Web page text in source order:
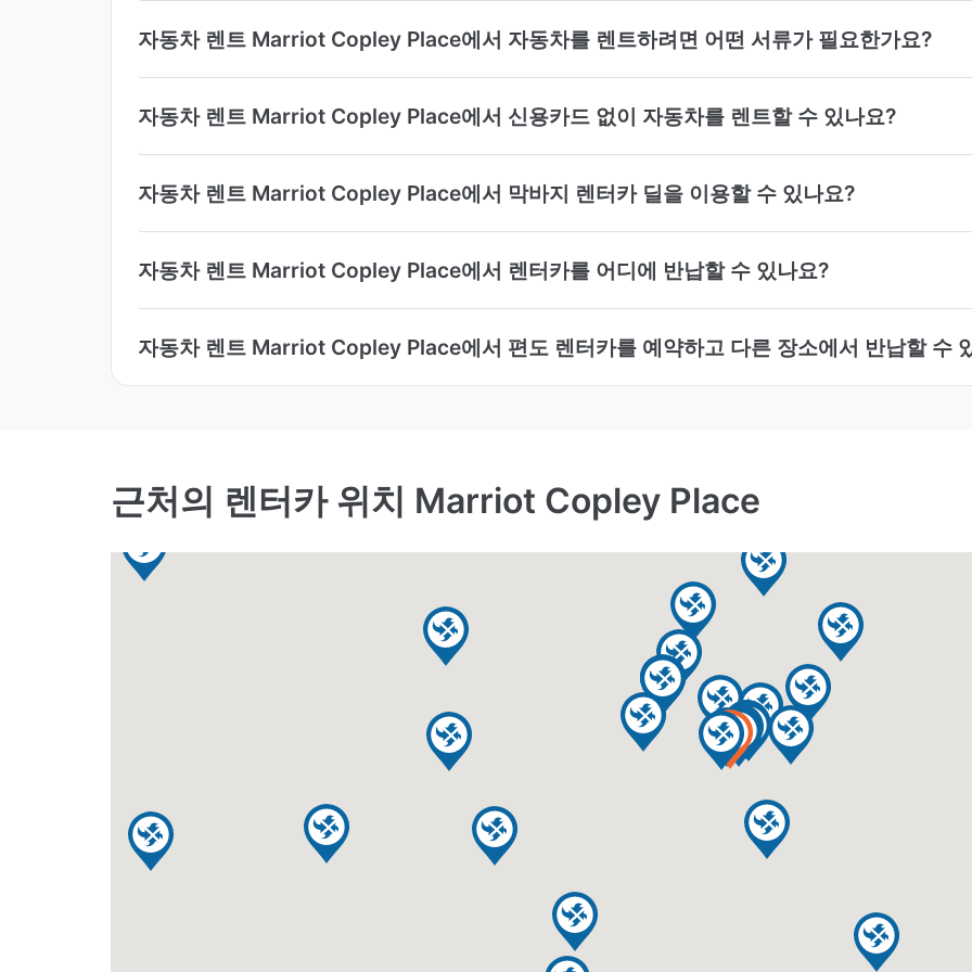
자동차 렌트 Marriot Copley Place에서 자동차를 렌트하려면 어떤 서류가 필요한가요?
자동차 렌트 Marriot Copley Place에서 신용카드 없이 자동차를 렌트할 수 있나요?
자동차 렌트 Marriot Copley Place에서 막바지 렌터카 딜을 이용할 수 있나요?
자동차 렌트 Marriot Copley Place에서 렌터카를 어디에 반납할 수 있나요?
자동차 렌트 Marriot Copley Place에서 편도 렌터카를 예약하고 다른 장소에서 반납할 수
근처의 렌터카 위치 Marriot Copley Place